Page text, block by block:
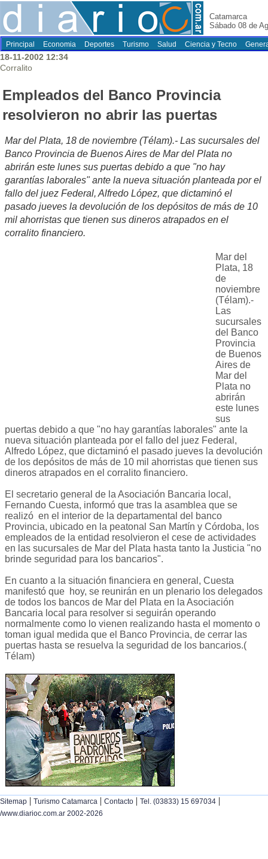
Catamarca
Sábado 08 de
Principal Economia Deportes Turismo Salud Ciencia y Tecno
18-11-2002 12:34
Corralito
Empleados del Banco Provincia
resolvieron no abrir las puertas
Mar del Plata, 18 de noviembre (Télam).- Las sucursales del
Banco Provincia de Buenos Aires de Mar del Plata no
abrirán este lunes sus puertas debido a que "no hay
garantías laborales" ante la nueva situación planteada por el
fallo del juez Federal, Alfredo López, que dictaminó el
pasado jueves la devolución de los depósitos de más de 10
mil ahorristas que tienen sus dineros atrapados en el
corralito financiero.
Mar del
Plata, 18
de
noviembre
(Télam).-
Las
sucursales
del Banco
Provincia
de Buenos
Aires de
Mar del
Plata no
abrirán
este lunes
sus
puertas debido a que "no hay garantías laborales" ante la
nueva situación planteada por el fallo del juez Federal,
Alfredo López, que dictaminó el pasado jueves la devolución
de los depósitos de más de 10 mil ahorristas que tienen sus
dineros atrapados en el corralito financiero.
El secretario general de la Asociación Bancaria local,
Fernando Cuesta, informó que tras la asamblea que se
realizó en el interior de la departamental del banco
Provincia, ubicado en la peatonal San Martín y Córdoba, los
empleados de la entidad resolvieron el cese de actividades
en las sucursales de Mar del Plata hasta tanto la Justicia "no
brinde seguridad para los bancarios".
En cuanto a la situación financiera en general, Cuesta
manifestó que hoy, se reunirán en un plenario los delegados
de todos los bancos de Mar del Plata en la Asociación
Bancaria local para resolver si seguirán operando
normalmente como lo vienen realizando hasta el momento o
toman igual medida que el Banco Provincia, de cerrar las
puertas hasta se resuelva la seguridad de los bancarios.(
Télam)
Sitemap | Turismo Catamarca | Contacto | Tel. (03833) 15 697034 |
/www.diarioc.com.ar 2002-2026